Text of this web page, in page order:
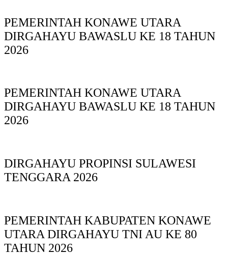
PEMERINTAH KONAWE UTARA
DIRGAHAYU BAWASLU KE 18 TAHUN
2026
PEMERINTAH KONAWE UTARA
DIRGAHAYU BAWASLU KE 18 TAHUN
2026
DIRGAHAYU PROPINSI SULAWESI
TENGGARA 2026
PEMERINTAH KABUPATEN KONAWE
UTARA DIRGAHAYU TNI AU KE 80
TAHUN 2026